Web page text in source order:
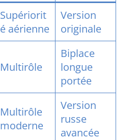
Supériorit
é aérienne
Version
originale
Multirôle
Biplace
longue
portée
Multirôle
moderne
Version
russe
avancée